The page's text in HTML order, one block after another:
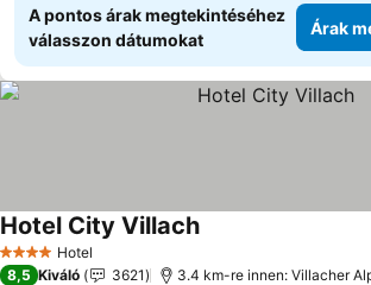
A pontos árak megtekintéséhez
válasszon dátumokat
Árak
4 KategóriaHotel
Hotel City Villach
8,5 Kiváló 3621 3.4 km-re innen: Villacher